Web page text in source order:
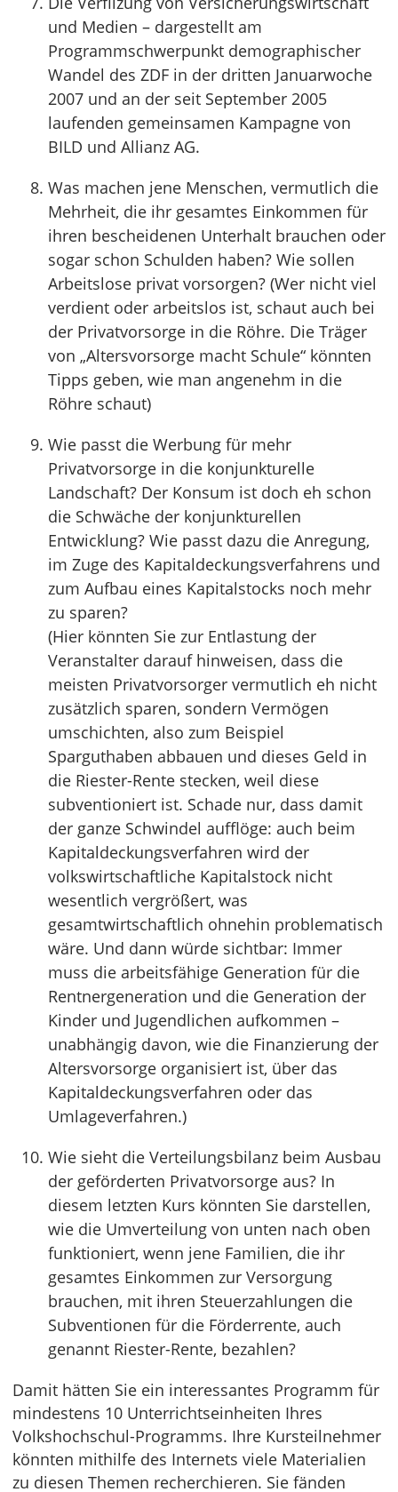
und Medien – dargestellt am
Programmschwerpunkt demographischer
Wandel des ZDF in der dritten Januarwoche
2007 und an der seit September 2005
laufenden gemeinsamen Kampagne von
BILD und Allianz AG.
Was machen jene Menschen, vermutlich die
Mehrheit, die ihr gesamtes Einkommen für
ihren bescheidenen Unterhalt brauchen oder
sogar schon Schulden haben? Wie sollen
Arbeitslose privat vorsorgen? (Wer nicht viel
verdient oder arbeitslos ist, schaut auch bei
der Privatvorsorge in die Röhre. Die Träger
von „Altersvorsorge macht Schule“ könnten
Tipps geben, wie man angenehm in die
Röhre schaut)
Wie passt die Werbung für mehr
Privatvorsorge in die konjunkturelle
Landschaft? Der Konsum ist doch eh schon
die Schwäche der konjunkturellen
Entwicklung? Wie passt dazu die Anregung,
im Zuge des Kapitaldeckungsverfahrens und
zum Aufbau eines Kapitalstocks noch mehr
zu sparen?
(Hier könnten Sie zur Entlastung der
Veranstalter darauf hinweisen, dass die
meisten Privatvorsorger vermutlich eh nicht
zusätzlich sparen, sondern Vermögen
umschichten, also zum Beispiel
Sparguthaben abbauen und dieses Geld in
die Riester-Rente stecken, weil diese
subventioniert ist. Schade nur, dass damit
der ganze Schwindel aufflöge: auch beim
Kapitaldeckungsverfahren wird der
volkswirtschaftliche Kapitalstock nicht
wesentlich vergrößert, was
gesamtwirtschaftlich ohnehin problematisch
wäre. Und dann würde sichtbar: Immer
muss die arbeitsfähige Generation für die
Rentnergeneration und die Generation der
Kinder und Jugendlichen aufkommen –
unabhängig davon, wie die Finanzierung der
Altersvorsorge organisiert ist, über das
Kapitaldeckungsverfahren oder das
Umlageverfahren.)
Wie sieht die Verteilungsbilanz beim Ausbau
der geförderten Privatvorsorge aus? In
diesem letzten Kurs könnten Sie darstellen,
wie die Umverteilung von unten nach oben
funktioniert, wenn jene Familien, die ihr
gesamtes Einkommen zur Versorgung
brauchen, mit ihren Steuerzahlungen die
Subventionen für die Förderrente, auch
genannt Riester-Rente, bezahlen?
Damit hätten Sie ein interessantes Programm für
mindestens 10 Unterrichtseinheiten Ihres
Volkshochschul-Programms. Ihre Kursteilnehmer
könnten mithilfe des Internets viele Materialien
zu diesen Themen recherchieren. Sie fänden